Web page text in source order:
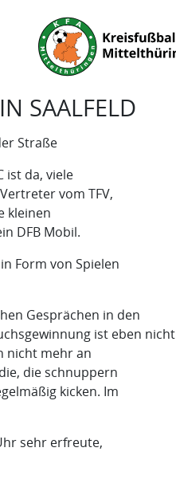
SAALFELD
Straße
ist da, viele
vom TFV,
kleinen
DFB Mobil.
Form von Spielen
Gesprächen in den
ist eben nicht
nicht mehr an
die schnuppern
kicken. Im
sehr erfreute,